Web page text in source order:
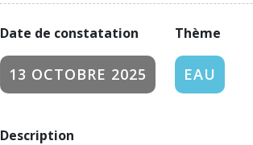
Date de constatation
13 OCTOBRE 2025
Thème
EAU
Description